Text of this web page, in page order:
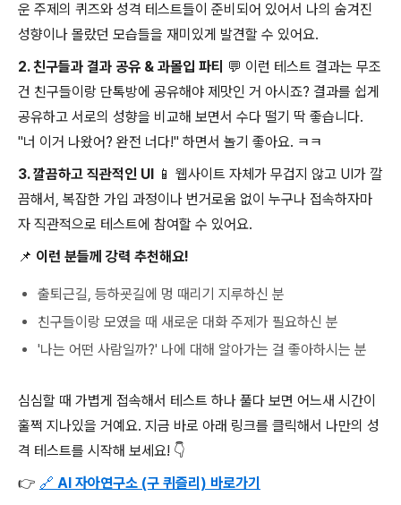
운 주제의 퀴즈와 성격 테스트들이 준비되어 있어서 나의 숨겨진
성향이나 몰랐던 모습들을 재미있게 발견할 수 있어요.
2. 친구들과 결과 공유 & 과몰입 파티 💬 이런 테스트 결과는 무조
건 친구들이랑 단톡방에 공유해야 제맛인 거 아시죠? 결과를 쉽게
공유하고 서로의 성향을 비교해 보면서 수다 떨기 딱 좋습니다.
"너 이거 나왔어? 완전 너다!" 하면서 놀기 좋아요. ㅋㅋ
3. 깔끔하고 직관적인 UI 📱 웹사이트 자체가 무겁지 않고 UI가 깔
끔해서, 복잡한 가입 과정이나 번거로움 없이 누구나 접속하자마
자 직관적으로 테스트에 참여할 수 있어요.
📌 이런 분들께 강력 추천해요!
출퇴근길, 등하굣길에 멍 때리기 지루하신 분
친구들이랑 모였을 때 새로운 대화 주제가 필요하신 분
'나는 어떤 사람일까?' 나에 대해 알아가는 걸 좋아하시는 분
심심할 때 가볍게 접속해서 테스트 하나 풀다 보면 어느새 시간이
훌쩍 지나있을 거예요. 지금 바로 아래 링크를 클릭해서 나만의 성
격 테스트를 시작해 보세요! 👇
👉 🔗 AI 자아연구소 (구 퀴즐리) 바로가기